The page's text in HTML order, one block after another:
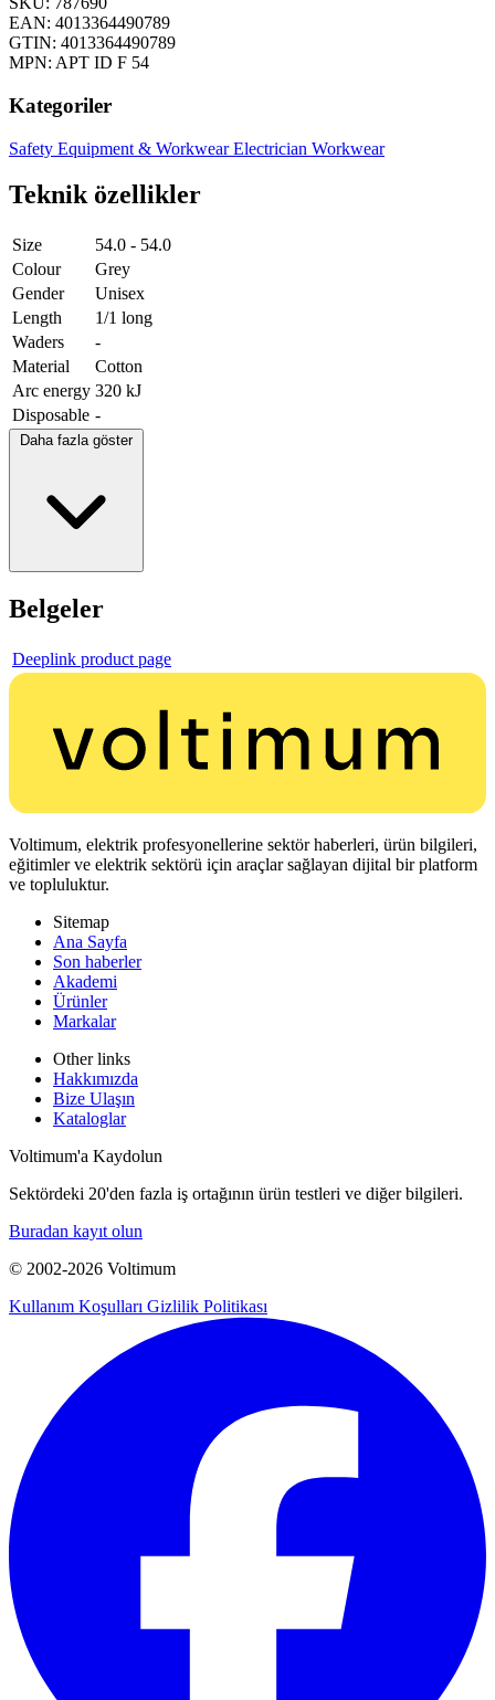
EAN: 4013364490789
GTIN: 4013364490789
MPN: APT ID F 54
Kategoriler
Safety Equipment & WorkwearElectrician Workwear
Teknik özellikler
Size
54.0 - 54.0
Colour
Grey
Gender
Unisex
Length
1/1 long
Waders
-
Material
Cotton
Arc energy 320 kJ
Disposable -
Daha fazla göster
Belgeler
Deeplink product page
Voltimum, elektrik profesyonellerine sektör haberleri, ürün bilgileri,
eğitimler ve elektrik sektörü için araçlar sağlayan dijital bir platform
ve topluluktur.
Sitemap
Ana Sayfa
Son haberler
Akademi
Ürünler
Markalar
Other links
Hakkımızda
Bize Ulaşın
Kataloglar
Voltimum'a Kaydolun
Sektördeki 20'den fazla iş ortağının ürün testleri ve diğer bilgileri.
Buradan kayıt olun
© 2002-2026 Voltimum
Kullanım Koşulları Gizlilik Politikası